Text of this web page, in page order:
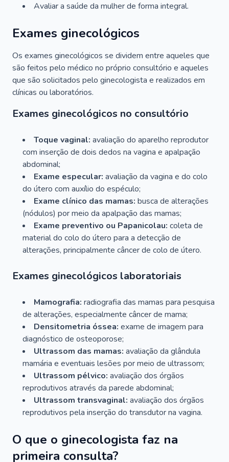
Avaliar a saúde da mulher de forma integral.
Exames ginecológicos
Os exames ginecológicos se dividem entre aqueles que
são feitos pelo médico no próprio consultório e aqueles
que são solicitados pelo ginecologista e realizados em
clínicas ou laboratórios.
Exames ginecológicos no consultório
Toque vaginal: avaliação do aparelho reprodutor
com inserção de dois dedos na vagina e apalpação
abdominal;
Exame especular: avaliação da vagina e do colo
do útero com auxílio do espéculo;
Exame clínico das mamas: busca de alterações
(nódulos) por meio da apalpação das mamas;
Exame preventivo ou Papanicolau: coleta de
material do colo do útero para a detecção de
alterações, principalmente câncer de colo de útero.
Exames ginecológicos laboratoriais
Mamografia: radiografia das mamas para pesquisa
de alterações, especialmente câncer de mama;
Densitometria óssea: exame de imagem para
diagnóstico de osteoporose;
Ultrassom das mamas: avaliação da glândula
mamária e eventuais lesões por meio de ultrassom;
Ultrassom pélvico: avaliação dos órgãos
reprodutivos através da parede abdominal;
Ultrassom transvaginal: avaliação dos órgãos
reprodutivos pela inserção do transdutor na vagina.
O que o ginecologista faz na
primeira consulta?